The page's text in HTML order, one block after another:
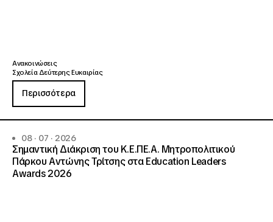
Ανακοινώσεις
Σχολεία Δεύτερης Ευκαιρίας
Περισσότερα
08 · 07 · 2026
Σημαντική Διάκριση του Κ.Ε.ΠΕ.Α. Μητροπολιτικού
Πάρκου Αντώνης Τρίτσης στα Education Leaders
Awards 2026